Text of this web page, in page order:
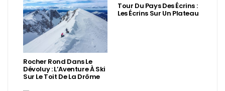
Rocher Rond Dans Le
Dévoluy : L’Aventure À Ski
Sur Le Toit De La Drôme
Tour Du Pays Des Écrins :
Les Écrins Sur Un Plateau